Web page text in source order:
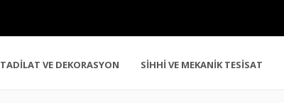
TADİLAT VE DEKORASYON SİHHİ VE MEKANİK TESİSAT